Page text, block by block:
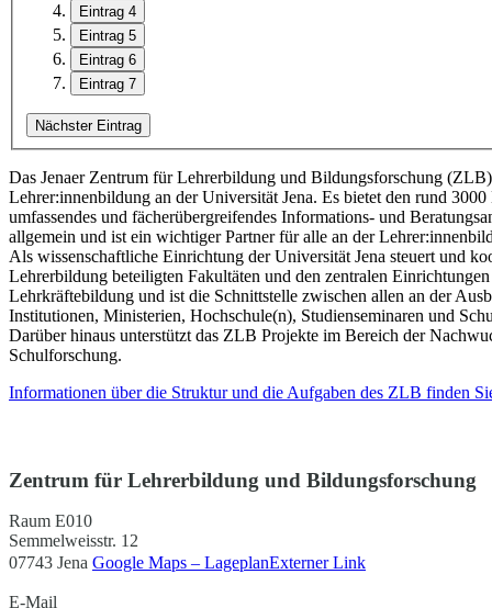
Eintrag 4
Eintrag 5
Eintrag 6
Eintrag 7
Nächster Eintrag
Das Jenaer Zentrum für Lehrerbildung und Bildungsforschung
Lehrer:innenbildung an der Universität Jena. Es bietet den rund
umfassendes und fächerübergreifendes Informations- und
allgemein und ist ein wichtiger Partner für alle an der
Als wissenschaftliche Einrichtung der Universität Jena steuert und
Lehrerbildung beteiligten Fakultäten und den zentralen
Lehrkräftebildung und ist die Schnittstelle zwischen allen an der
Institutionen, Ministerien, Hochschule(n), Studienseminaren und
Darüber hinaus unterstützt das ZLB Projekte im Bereich der
Schulforschung.
Informationen über die Struktur und die Aufgaben des ZLB finden
Zentrum für Lehrerbildung und Bildungsforschung
Raum E010
Semmelweisstr. 12
07743 Jena Google Maps – LageplanExterner Link
E-Mail